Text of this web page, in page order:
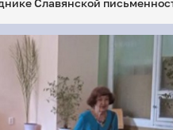
Славянской